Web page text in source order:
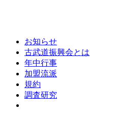
お知らせ
古武道振興会とは
年中行事
加盟流派
規約
調査研究